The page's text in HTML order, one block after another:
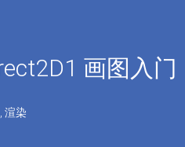
画图入门
渲染